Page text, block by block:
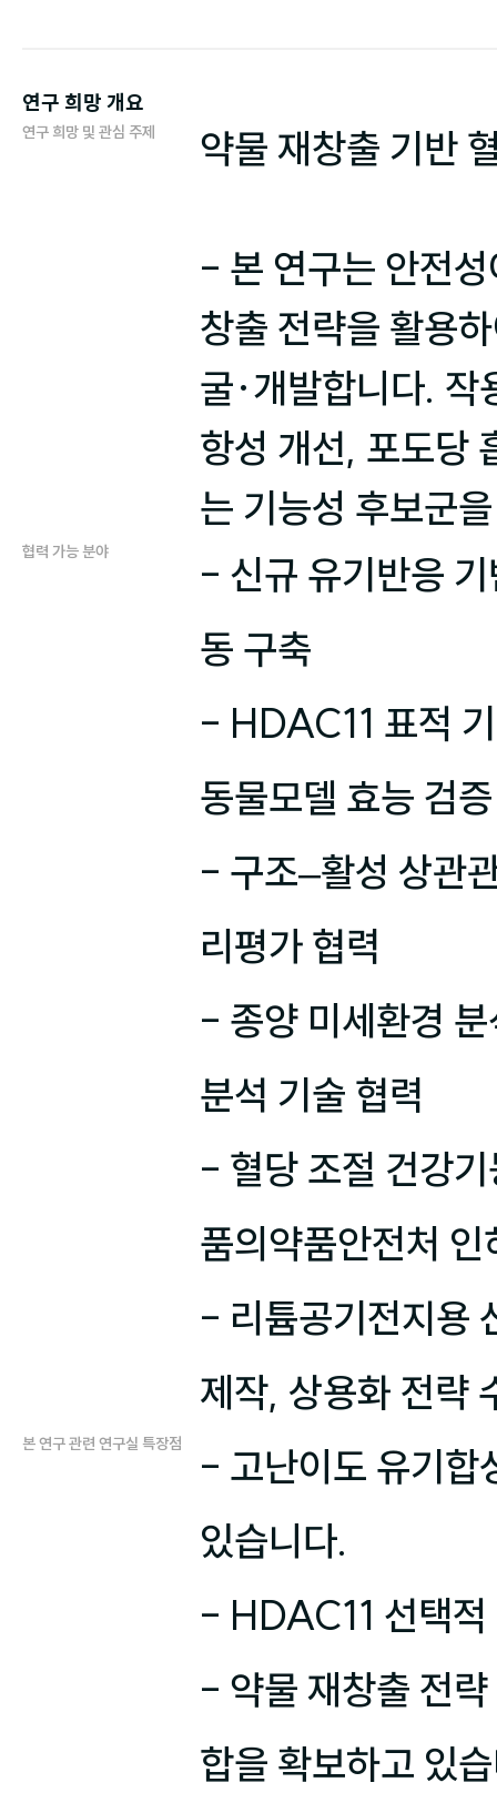
연구 희망 개요
연구 희망 및 관심 주제 약물 재창출 기반
- 본 연구는 안전
창출 전략을 활용
굴·개발합니다. 작
항성 개선, 포도당
는 기능성 후보군
협력 가능 분야
- 신규 유기반응
동 구축
- HDAC11 표적
동물모델 효능 검
- 구조–활성 상관
리평가 협력
- 종양 미세환경
분석 기술 협력
- 혈당 조절 건강
품의약품안전처
- 리튬공기전지용
제작, 상용화 전략
본 연구 관련 연구실 특장점
- 고난이도 유기합
있습니다.
- HDAC11 선택적
- 약물 재창출 전
합을 확보하고 있